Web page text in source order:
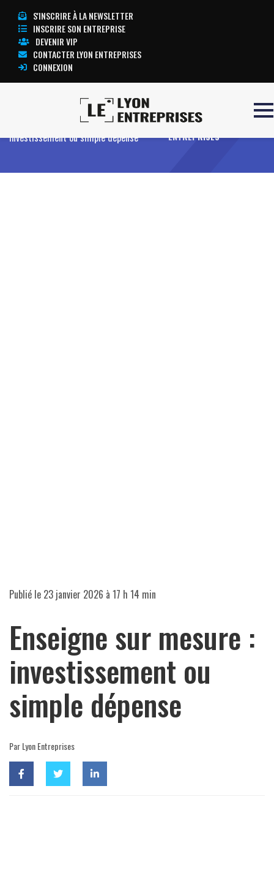
S'INSCRIRE À LA NEWSLETTER
INSCRIRE SON ENTREPRISE
DEVENIR VIP
CONTACTER LYON ENTREPRISES
CONNEXION
Enseigne sur mesure :
investissement ou simple dépense
TOUTE L’ACTUALITÉ LYON
ENTREPRISES
Publié le 23 janvier 2026 à 17 h 14 min
Enseigne sur mesure :
investissement ou
simple dépense
Par Lyon Entreprises